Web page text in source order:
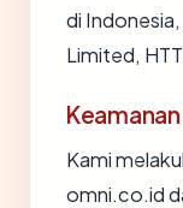
di
Limited,
Kami
omni.co.id